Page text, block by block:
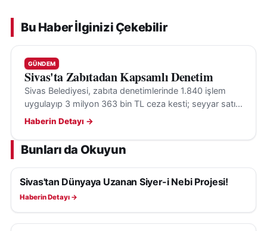
Bu Haber İlginizi Çekebilir
GÜNDEM
Sivas'ta Zabıtadan Kapsamlı Denetim
Sivas Belediyesi, zabıta denetimlerinde 1.840 işlem
uygulayıp 3 milyon 363 bin TL ceza kesti; seyyar satış,
kaldırım işgali ve dilencilikle mücadele sürüyor.
Haberin Detayı →
Bunları da Okuyun
GÜNDEM
Sivas'tan Dünyaya Uzanan Siyer-i Nebi Projesi!
Haberin Detayı →